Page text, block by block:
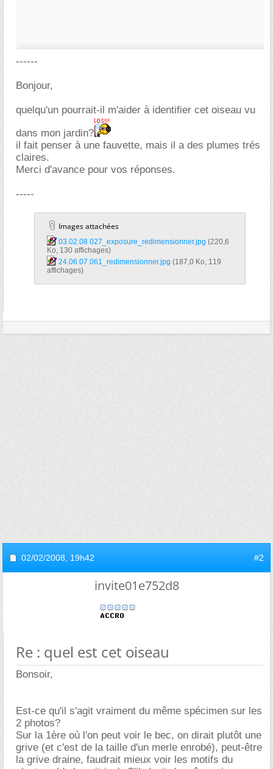
------
Bonjour,
quelqu'un pourrait-il m'aider à identifier cet oiseau vu
dans mon jardin?
il fait penser à une fauvette, mais il a des plumes trés
claires.
Merci d'avance pour vos réponses.
-----
Images attachées
03.02.08 027_exposure_redimensionner.jpg‎
Ko, 130 affichages)
24.06.07 061_redimensionner.jpg‎
affichages)
02/02/2008, 19h42 #2
invite01e752d8
Re : quel est cet oiseau
Bonsoir,
Est-ce qu'il s'agit vraiment du même spécimen sur les
2 photos?
Sur la 1ère où l'on peut voir le bec, on dirait plutôt une
grive (et c'est de la taille d'un merle enrobé), peut-être
la grive draine, faudrait mieux voir les motifs du